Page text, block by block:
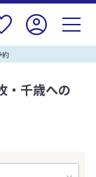
約
・千歳への